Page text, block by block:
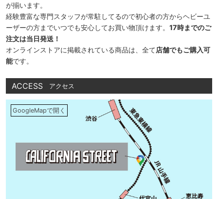
が揃います。
経験豊富な専門スタッフが常駐してるので初心者の方からヘビーユ
ーザーの方までいつでも安心してお買い物頂けます。 17時までのご
注文は当日発送！
オンラインストアに掲載されている商品は、全て店舗でもご購入可
能です。
ACCESS アクセス
GoogleMapで開く